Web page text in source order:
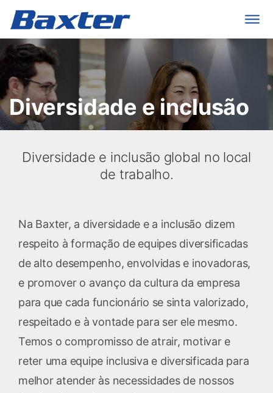
Diversidade e inclusão
Diversidade e inclusão global no local
de trabalho.
Na Baxter, a diversidade e a inclusão dizem
respeito à formação de equipes diversificadas
de alto desempenho, envolvidas e inovadoras,
e promover o avanço da cultura da empresa
para que cada funcionário se sinta valorizado,
respeitado e à vontade para ser ele mesmo.
Temos o compromisso de atrair, motivar e
reter uma equipe inclusiva e diversificada para
melhor atender às necessidades de nossos